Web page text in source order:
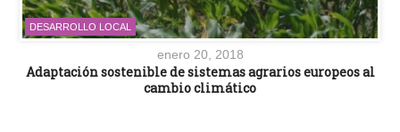
DESARROLLO LOCAL
enero 20, 2018
Adaptación sostenible de sistemas agrarios europeos al
cambio climático